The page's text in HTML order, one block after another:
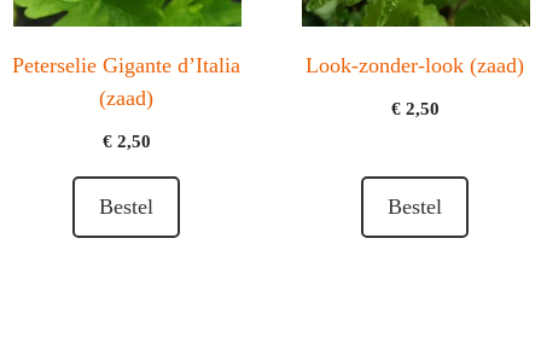
Peterselie Gigante d’Italia
(zaad)
€2,50
Bestel
Look-zonder-look (zaad)
€2,50
Bestel